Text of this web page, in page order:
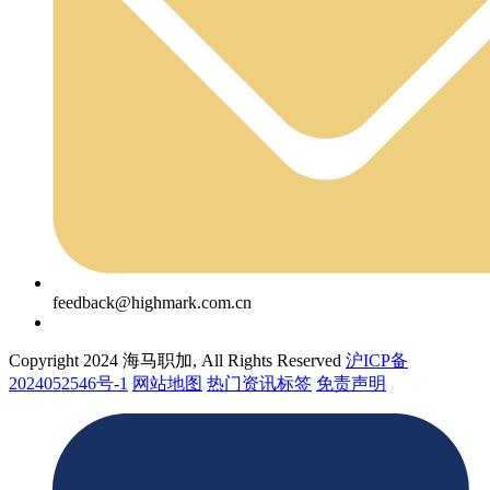
feedback@highmark.com.cn
Copyright 2024 海马职加, All Rights Reserved 沪ICP备
2024052546号-1 网站地图 热门资讯标签 免责声明